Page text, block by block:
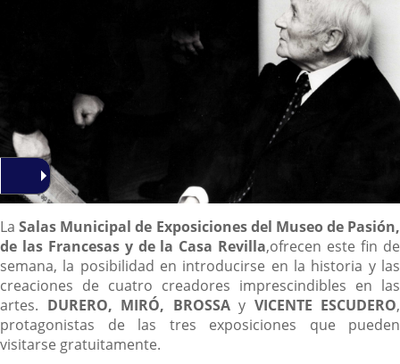
Descripción
LaSalas Municipal de Exposiciones del Museo de Pasión,
de las Francesas y de la Casa Revilla,ofrecen este fin de
semana, la posibilidad en introducirse en la historia y las
creaciones de cuatro creadores imprescindibles en las
artes. DURERO, MIRÓ, BROSSAy VICENTE ESCUDERO,
protagonistas de las tres exposiciones que pueden
visitarse gratuitamente.